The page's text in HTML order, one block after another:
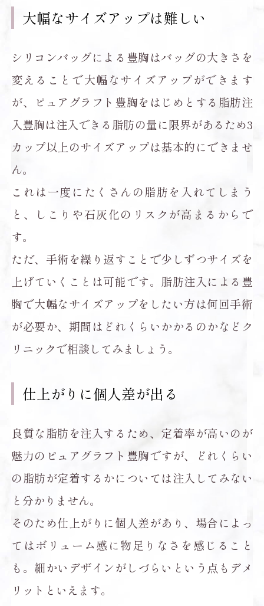
大幅なサイズアップは難しい
シリコンバッグによる豊胸はバッグの大きさを
変えることで大幅なサイズアップができます
が、ピュアグラフト豊胸をはじめとする脂肪注
入豊胸は注入できる脂肪の量に限界があるため3
カップ以上のサイズアップは基本的にできませ
ん。
これは一度にたくさんの脂肪を入れてしまう
と、しこりや石灰化のリスクが高まるからで
す。
ただ、手術を繰り返すことで少しずつサイズを
上げていくことは可能です。脂肪注入による豊
胸で大幅なサイズアップをしたい方は何回手術
が必要か、期間はどれくらいかかるのかなどク
リニックで相談してみましょう。
仕上がりに個人差が出る
良質な脂肪を注入するため、定着率が高いのが
魅力のピュアグラフト豊胸ですが、どれくらい
の脂肪が定着するかについては注入してみない
と分かりません。
そのため仕上がりに個人差があり、場合によっ
てはボリューム感に物足りなさを感じること
も。細かいデザインがしづらいという点もデメ
リットといえます。